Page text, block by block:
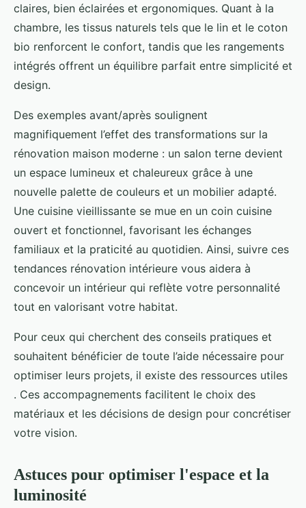
claires, bien éclairées et ergonomiques. Quant à la
chambre, les tissus naturels tels que le lin et le coton
bio renforcent le confort, tandis que les rangements
intégrés offrent un équilibre parfait entre simplicité et
design.
Des exemples avant/après soulignent
magnifiquement l’effet des transformations sur la
rénovation maison moderne : un salon terne devient
un espace lumineux et chaleureux grâce à une
nouvelle palette de couleurs et un mobilier adapté.
Une cuisine vieillissante se mue en un coin cuisine
ouvert et fonctionnel, favorisant les échanges
familiaux et la praticité au quotidien. Ainsi, suivre ces
tendances rénovation intérieure vous aidera à
concevoir un intérieur qui reflète votre personnalité
tout en valorisant votre habitat.
Pour ceux qui cherchent des conseils pratiques et
souhaitent bénéficier de toute l’aide nécessaire pour
optimiser leurs projets, il existe des ressources utiles
. Ces accompagnements facilitent le choix des
matériaux et les décisions de design pour concrétiser
votre vision.
Astuces pour optimiser l'espace et la
luminosité